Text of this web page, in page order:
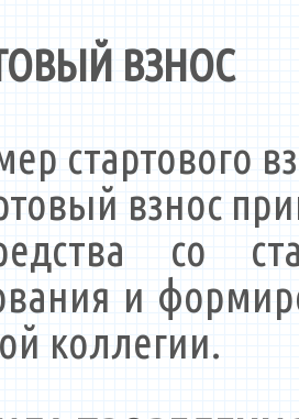
ВЗНОС
стартового
взнос
со
и
коллегии.